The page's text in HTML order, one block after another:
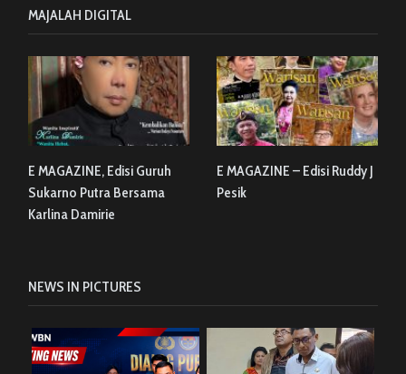
MAJALAH DIGITAL
E MAGAZINE, Edisi Guruh
Sukarno Putra Bersama
Karlina Damirie
E MAGAZINE – Edisi Ruddy J
Pesik
NEWS IN PICTURES